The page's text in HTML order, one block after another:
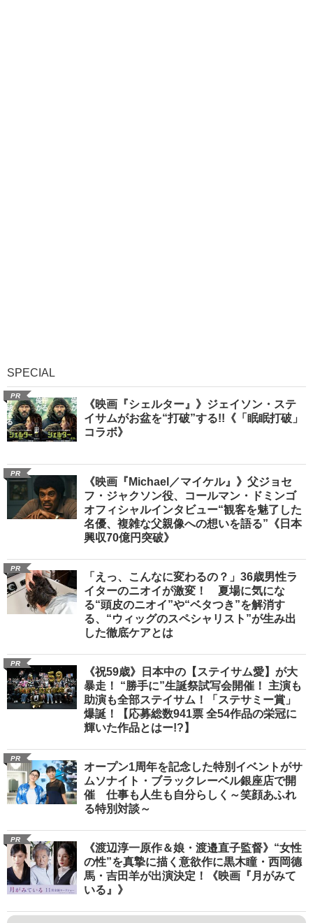
SPECIAL
PR
《映画『シェルター』》ジェイソン・ステ
イサムがお盆を“打破”する!!《「眠眠打破」
コラボ》
PR
《映画『Michael／マイケル』》父ジョセ
フ・ジャクソン役、コールマン・ドミンゴ
オフィシャルインタビュー“観客を魅了した
名優、複雑な父親像への想いを語る”《日本
興収70億円突破》
PR
「えっ、こんなに変わるの？」36歳男性ラ
イターのニオイが激変！ 夏場に気にな
る“頭皮のニオイ”や“ベタつき”を解消す
る、“ウィッグのスペシャリスト”が生み出
した徹底ケアとは
PR
《祝59歳》日本中の【ステイサム愛】が大
暴走！ “勝手に”生誕祭試写会開催！ 主演も
助演も全部ステイサム！「ステサミー賞」
爆誕！【応募総数941票 全54作品の栄冠に
輝いた作品とはー!?】
PR
オープン1周年を記念した特別イベントがサ
ムソナイト・ブラックレーベル銀座店で開
催 仕事も人生も自分らしく～笑顔あふれ
る特別対談～
PR
《渡辺淳一原作＆娘・渡邉直子監督》“女性
の性”を真摯に描く意欲作に黒木瞳・西岡德
馬・吉田羊が出演決定！《映画『月がみて
いる』》